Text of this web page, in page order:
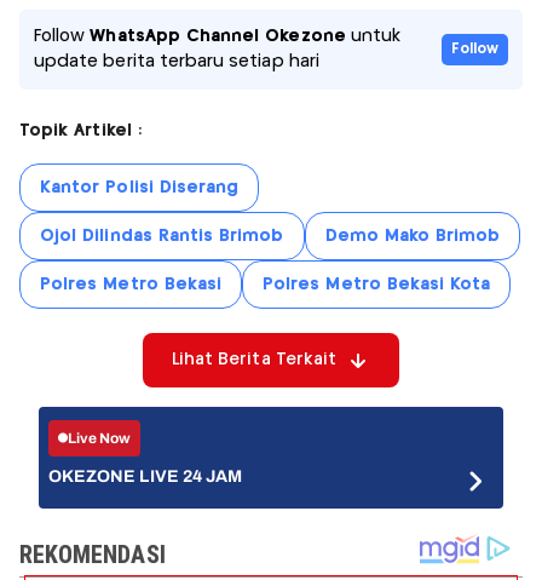
FollowWhatsApp Channel Okezone untuk
update berita terbaru setiap hari
Follow
Topik Artikel :
Kantor Polisi Diserang
Ojol Dilindas Rantis Brimob Demo Mako Brimob
Polres Metro Bekasi Polres Metro Bekasi Kota
Lihat Berita Terkait
Live Now
OKEZONE LIVE 24 JAM